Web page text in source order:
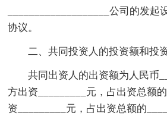
___________________公司的发
协议。
二、共同投资人的投资额和投
共同出资人的出资额为人民币
方出资_________元，占出资总额
资_________元，占出资总额的